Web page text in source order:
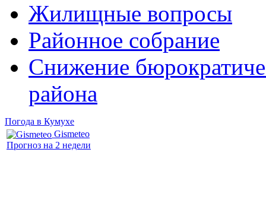
Жилищные вопросы
Районное собрание
Снижение
района
Погода в Кумухе
Gismeteo
Прогноз на 2 недели